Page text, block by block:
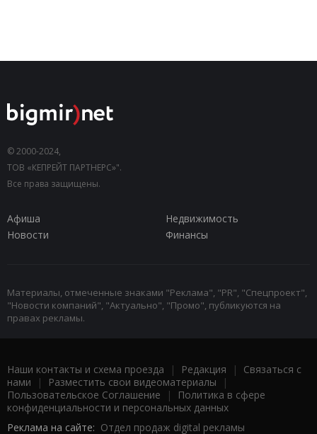
© 2000-2024,
ТОВ «КЕПРЕЙТ ПАРТНЕРС»".
Все права защищены.
Афиша
Недвижимость
Новости
Финансы
Материалы, отмеченные знаками "Реклама", "PR", "Спецпроект",
"Новости компаний", "Актуально", "Промо", публикуются на
правах рекламы.
Наши контакты и схема проезда | Редакция | Связаться с
нами | Разместить свои видеоматериалы |
Пользовательское Соглашение |
Политика в сфере
конфиденциальности и персональных данных
Реклама на сайте: Отдел продаж digital рекламы